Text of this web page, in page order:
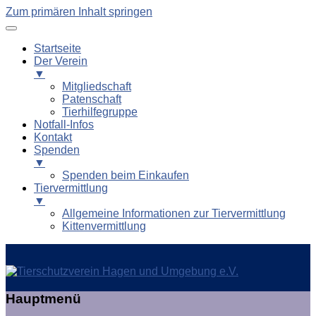
Zum primären Inhalt springen
Startseite
Der Verein
▼
Mitgliedschaft
Patenschaft
Tierhilfegruppe
Notfall-Infos
Kontakt
Spenden
▼
Spenden beim Einkaufen
Tiervermittlung
▼
Allgemeine Informationen zur Tiervermittlung
Kittenvermittlung
Tierschutzverein Hagen und
Hauptmenü